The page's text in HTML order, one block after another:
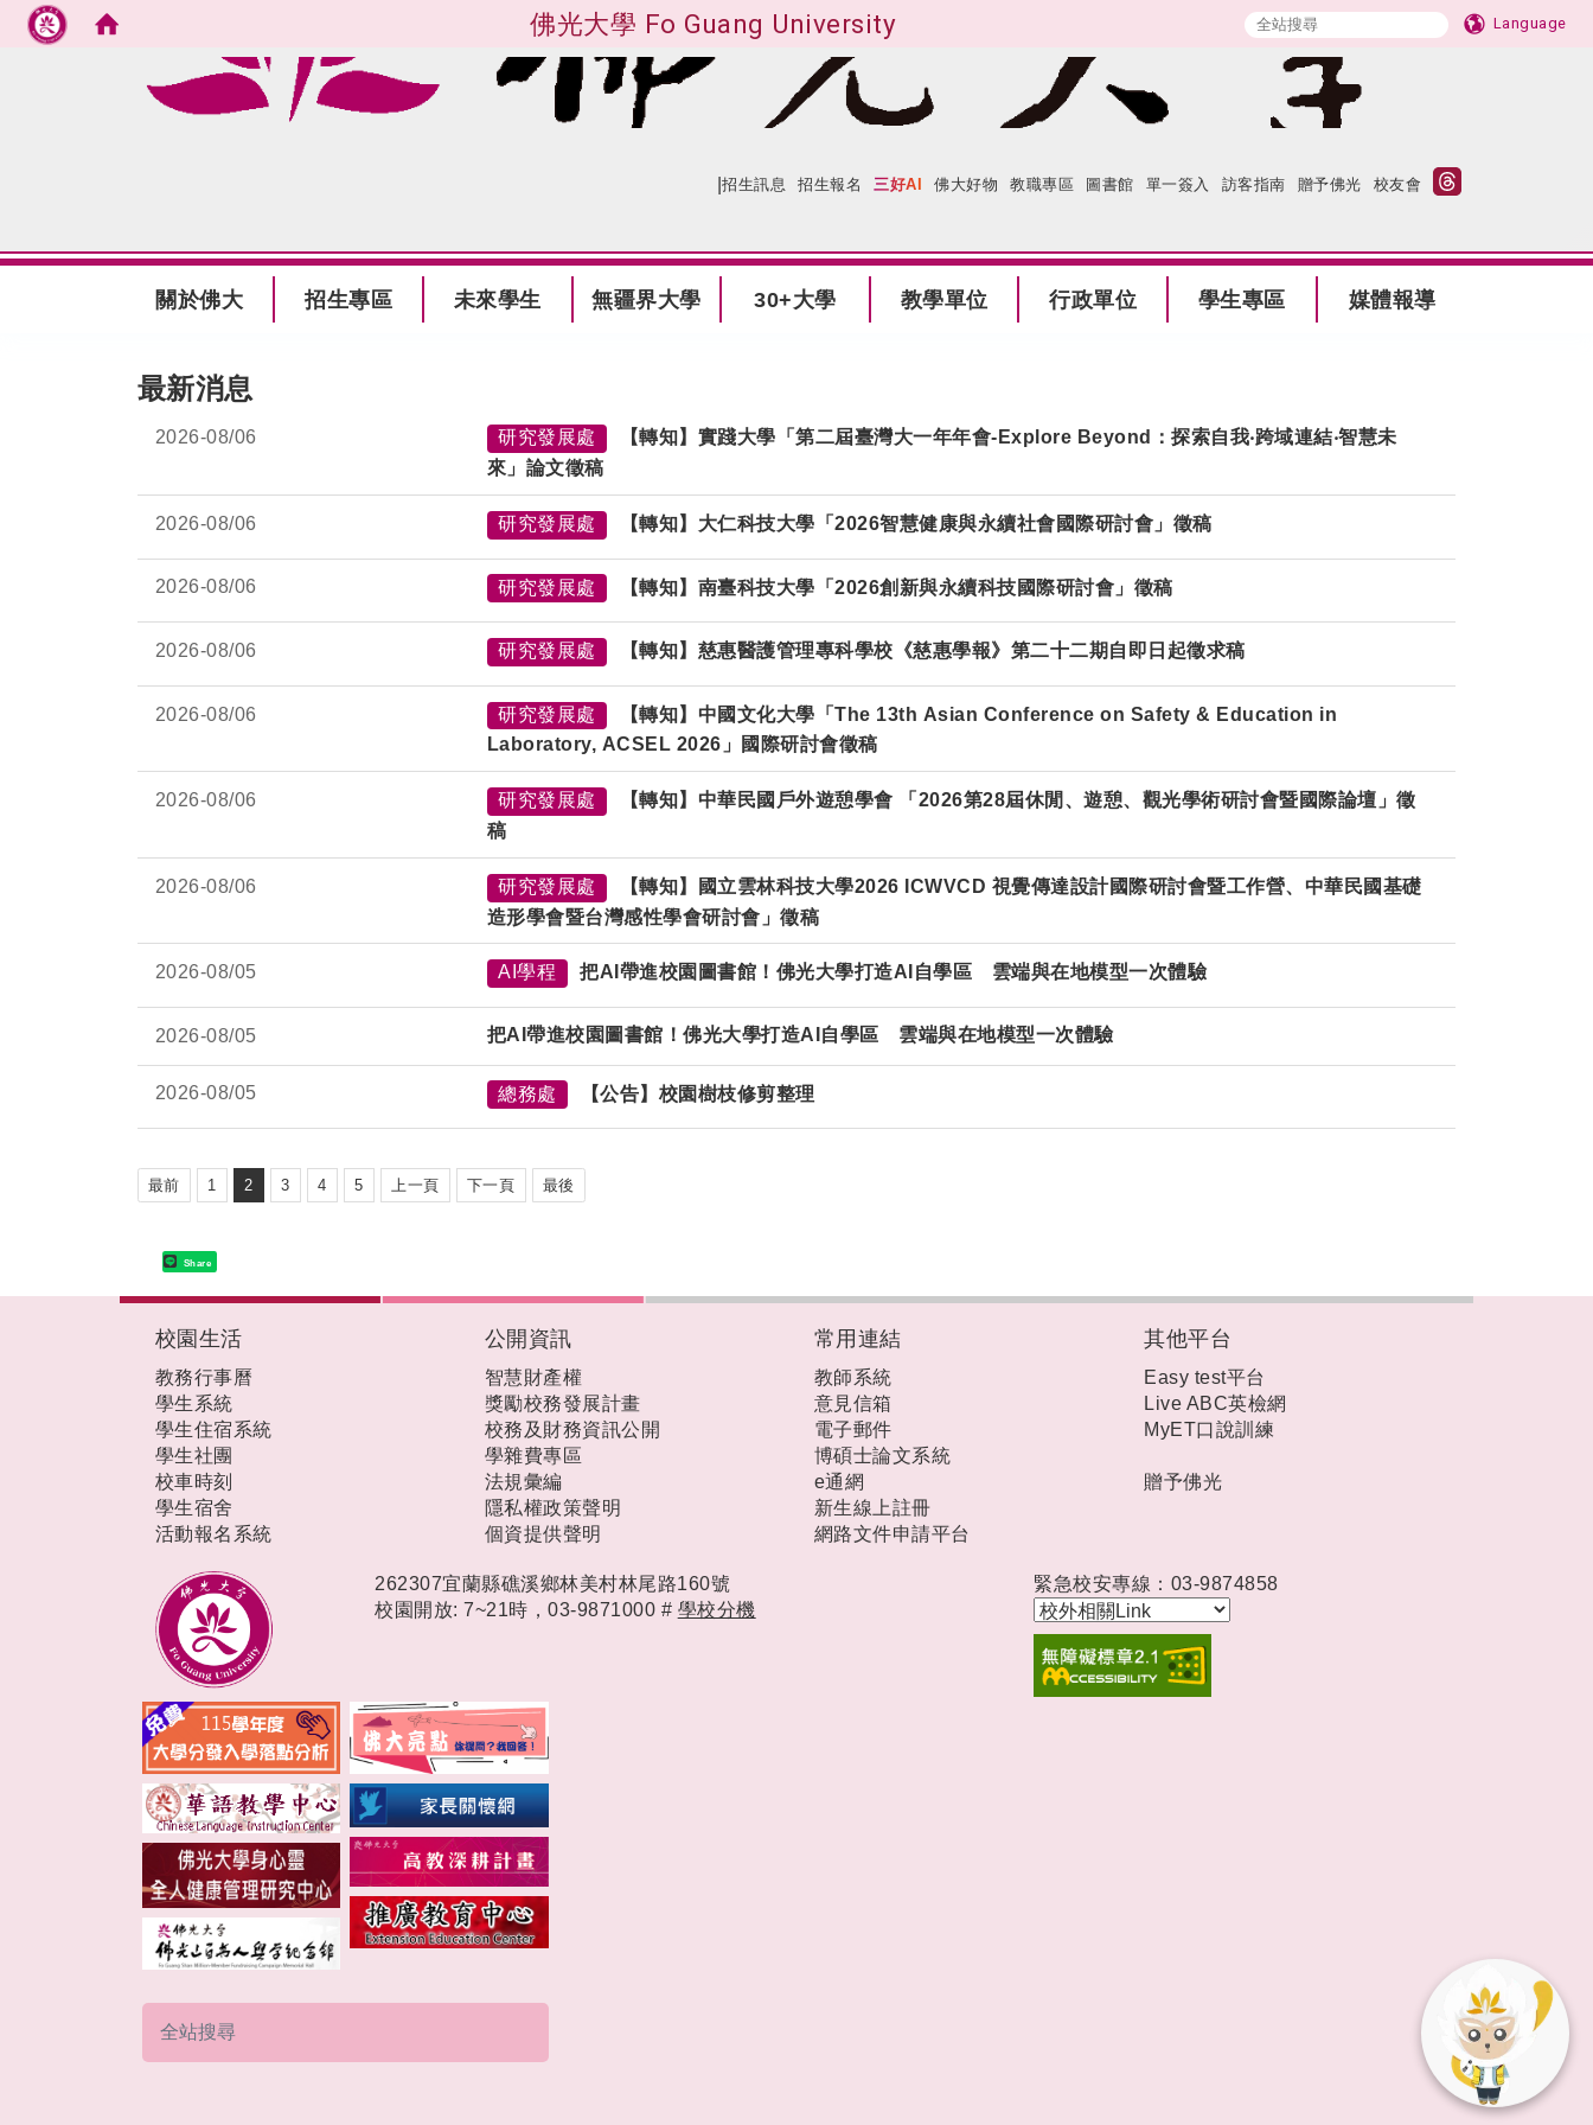
佛光大學 Fo Guang University Language
跳到主要內容
|招生訊息 招生報名 三好AI 佛大好物 教職專區 圖書館 單一簽入 訪客指南 贈予佛光 校友會
關於佛大 招生專區 未來學生 無疆界大學 30+大學 教學單位 行政單位 學生專區 媒體報導
最新消息
2026-08/06 研究發展處
【轉知】實踐大學「第二屆臺灣大一年年會-Explore Beyond：探索自我‧跨域連結‧智慧未
來」論文徵稿
2026-08/06 研究發展處 【轉知】大仁科技大學「2026智慧健康與永續社會國際研討會」徵稿
2026-08/06 研究發展處 【轉知】南臺科技大學「2026創新與永續科技國際研討會」徵稿
2026-08/06 研究發展處 【轉知】慈惠醫護管理專科學校《慈惠學報》第二十二期自即日起徵求稿
2026-08/06 研究發展處
【轉知】中國文化大學「The 13th Asian Conference on Safety & Education in
Laboratory, ACSEL 2026」國際研討會徵稿
2026-08/06 研究發展處
【轉知】中華民國戶外遊憩學會 「2026第28屆休閒、遊憩、觀光學術研討會暨國際論壇」徵
稿
2026-08/06 研究發展處
【轉知】國立雲林科技大學2026 ICWVCD 視覺傳達設計國際研討會暨工作營、中華民國基礎
造形學會暨台灣感性學會研討會」徵稿
2026-08/05 AI學程 把AI帶進校園圖書館！佛光大學打造AI自學區 雲端與在地模型一次體驗
2026-08/05 把AI帶進校園圖書館！佛光大學打造AI自學區 雲端與在地模型一次體驗
2026-08/05 總務處 【公告】校園樹枝修剪整理
最前 1 2 3 4 5 上一頁 下一頁 最後
Share
校園生活
教務行事曆
學生系統
學生住宿系統
學生社團
校車時刻
學生宿舍
活動報名系統
公開資訊
智慧財產權
獎勵校務發展計畫
校務及財務資訊公開
學雜費專區
法規彙編
隱私權政策聲明
個資提供聲明
常用連結
教師系統
意見信箱
電子郵件
博碩士論文系統
e通網
新生線上註冊
網路文件申請平台
其他平台
Easy test平台
Live ABC英檢網
MyET口說訓練
贈予佛光
262307宜蘭縣礁溪鄉林美村林尾路160號
校園開放: 7~21時，03-9871000 # 學校分機
緊急校安專線：03-9874858